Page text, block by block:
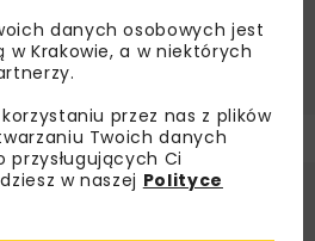
ZIELONA ENERGIA
danych osobowych jest
w Krakowie, a w niektórych
przez nas z plików
Twoich danych
Ci
w naszej Polityce